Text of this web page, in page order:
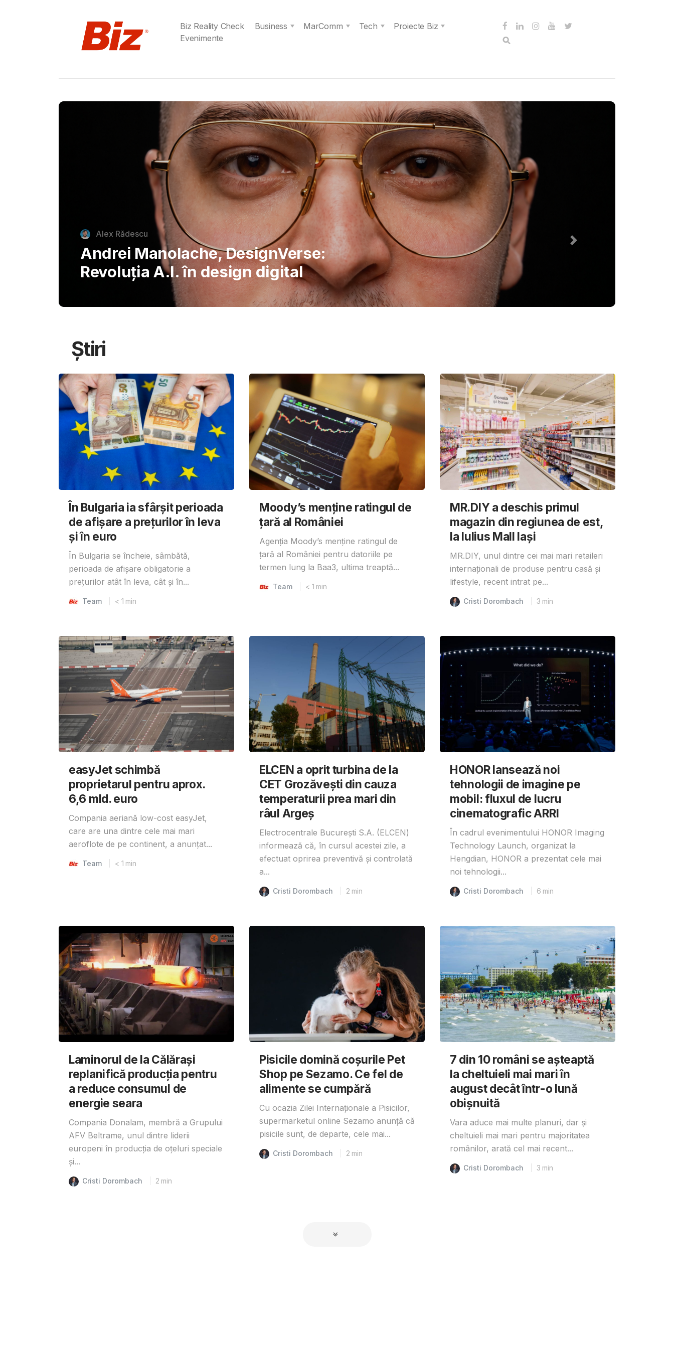
Biz Reality Check Business MarComm Tech
Proiecte Biz
Evenimente
Gabriel Barliga
Birra Moretti® a adus spiritul unei
autentice piazzette italiene în
București, invitând publicul să
savureze plăcerile simple ale vieții
Știri
În Bulgaria ia sfârşit perioada
de afișare a prețurilor în ​​leva
și în euro
În Bulgaria se încheie, sâmbătă,
perioada de afișare obligatorie a
prețurilor atât în ​​leva, cât și în...
Team < 1 min
Moody’s menține ratingul de
țară al României
Agenția Moody’s menține ratingul de
țară al României pentru datoriile pe
termen lung la Baa3, ultima treaptă...
Team < 1 min
MR.DIY a deschis primul
magazin din regiunea de est,
la Iulius Mall Iași
MR.DIY, unul dintre cei mai mari retaileri
internaționali de produse pentru casă și
lifestyle, recent intrat pe...
Cristi Dorombach 3 min
easyJet schimbă
proprietarul pentru aprox.
6,6 mld. euro
Compania aeriană low-cost easyJet,
care are una dintre cele mai mari
aeroflote de pe continent, a anunțat...
Team < 1 min
ELCEN a oprit turbina de la
CET Grozăvești din cauza
temperaturii prea mari din
râul Argeș
Electrocentrale București S.A. (ELCEN)
informează că, în cursul acestei zile, a
efectuat oprirea preventivă și controlată
a...
Cristi Dorombach 2 min
HONOR lansează noi
tehnologii de imagine pe
mobil: fluxul de lucru
cinematografic ARRI
În cadrul evenimentului HONOR Imaging
Technology Launch, organizat la
Hengdian, HONOR a prezentat cele mai
noi tehnologii...
Cristi Dorombach 6 min
Laminorul de la Călărași
replanifică producția pentru
a reduce consumul de
energie seara
Compania Donalam, membră a Grupului
AFV Beltrame, unul dintre liderii
europeni în producția de oțeluri speciale
și...
Cristi Dorombach 2 min
Pisicile domină coșurile Pet
Shop pe Sezamo. Ce fel de
alimente se cumpără
Cu ocazia Zilei Internaționale a Pisicilor,
supermarketul online Sezamo anunță că
pisicile sunt, de departe, cele mai...
Cristi Dorombach 2 min
7 din 10 români se așteaptă
la cheltuieli mai mari în
august decât într-o lună
obișnuită
Vara aduce mai multe planuri, dar și
cheltuieli mai mari pentru majoritatea
românilor, arată cel mai recent...
Cristi Dorombach 3 min